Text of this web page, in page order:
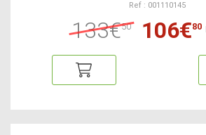
Ref : 001110145
133€50 106€80